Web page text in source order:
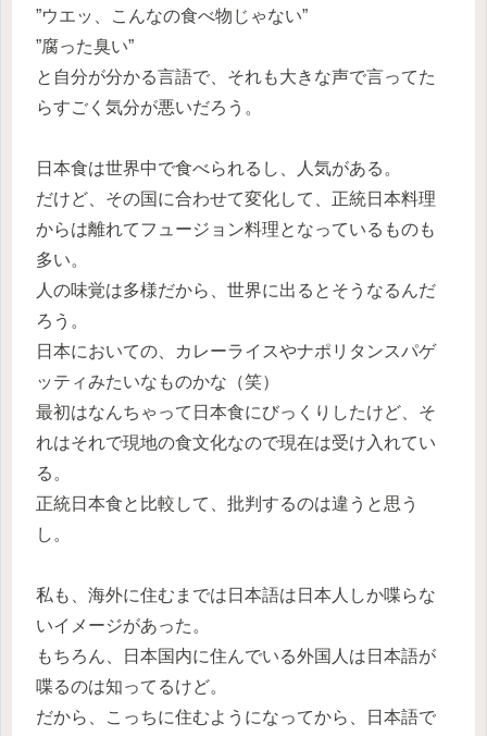
”ウエッ、こんなの食べ物じゃない”
”腐った臭い”
と自分が分かる言語で、それも大きな声で言ってた
らすごく気分が悪いだろう。
日本食は世界中で食べられるし、人気がある。
だけど、その国に合わせて変化して、正統日本料理
からは離れてフュージョン料理となっているものも
多い。
人の味覚は多様だから、世界に出るとそうなるんだ
ろう。
日本においての、カレーライスやナポリタンスパゲ
ッティみたいなものかな（笑）
最初はなんちゃって日本食にびっくりしたけど、そ
れはそれで現地の食文化なので現在は受け入れてい
る。
正統日本食と比較して、批判するのは違うと思う
し。
私も、海外に住むまでは日本語は日本人しか喋らな
いイメージがあった。
もちろん、日本国内に住んでいる外国人は日本語が
喋るのは知ってるけど。
だから、こっちに住むようになってから、日本語で